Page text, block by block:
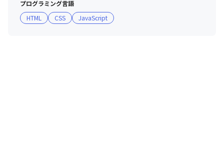
■入社時も入社後も明確な評価基準❗
プログラミング言語
HTML
CSS JavaScript